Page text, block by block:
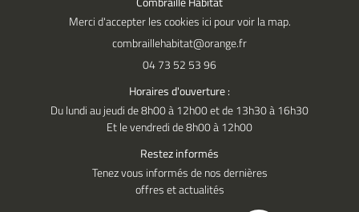
Merci d'accepter les cookies ici pour voir la map.
04 73 52 53 96
Horaires d'ouverture :
Du lundi au jeudi de 8h00 à 12h00 et de 13h30 à 16h30
Et le vendredi de 8h00 à 12h00
Restez informés
Tenez vous informés de nos dernières
offres et actualités